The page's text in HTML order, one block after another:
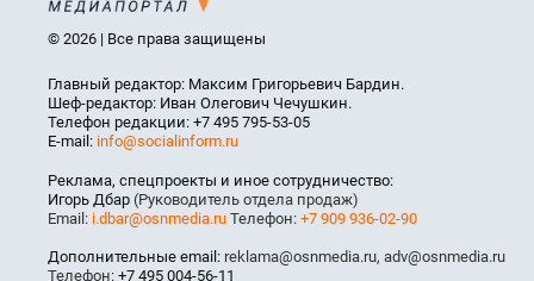
© 2026 | Все права защищены
Главный редактор: Максим Григорьевич Бардин.
Шеф-редактор: Иван Олегович Чечушкин.
Телефон редакции: +7 495 795-53-05
E-mail: info@socialinform.ru
Реклама, спецпроекты и иное сотрудничество:
Игорь Дбар (Руководитель отдела продаж)
Email: i.dbar@osnmedia.ru Телефон: +7 909 936-02-90
Дополнительные email: reklama@osnmedia.ru, adv@osnmedia.ru
Телефон: +7 495 004-56-11